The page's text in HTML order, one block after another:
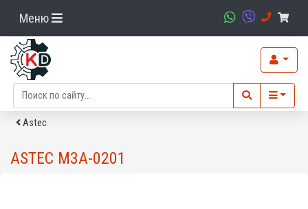
Меню
Asteс
ASTEC M3A-0201